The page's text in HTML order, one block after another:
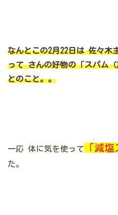
なんとこの2月22日は佐々木
ってさんの好物の「スパム（
とのこと。。
一応 体に気を使って 「減塩
た。